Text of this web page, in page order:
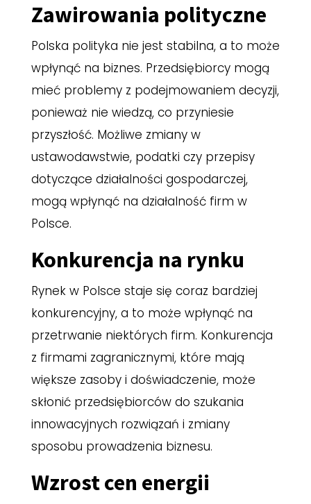
Zawirowania polityczne
Polska polityka nie jest stabilna, a to może
wpłynąć na biznes. Przedsiębiorcy mogą
mieć problemy z podejmowaniem decyzji,
ponieważ nie wiedzą, co przyniesie
przyszłość. Możliwe zmiany w
ustawodawstwie, podatki czy przepisy
dotyczące działalności gospodarczej,
mogą wpłynąć na działalność firm w
Polsce.
Konkurencja na rynku
Rynek w Polsce staje się coraz bardziej
konkurencyjny, a to może wpłynąć na
przetrwanie niektórych firm. Konkurencja
z firmami zagranicznymi, które mają
większe zasoby i doświadczenie, może
skłonić przedsiębiorców do szukania
innowacyjnych rozwiązań i zmiany
sposobu prowadzenia biznesu.
Wzrost cen energii